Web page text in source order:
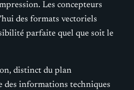
Les concepteurs
des formats vectoriels
parfaite quel que soit le
distinct du plan
des informations techniques